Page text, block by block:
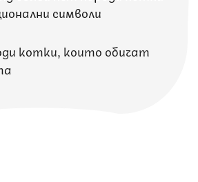
символи
котки, които обичат